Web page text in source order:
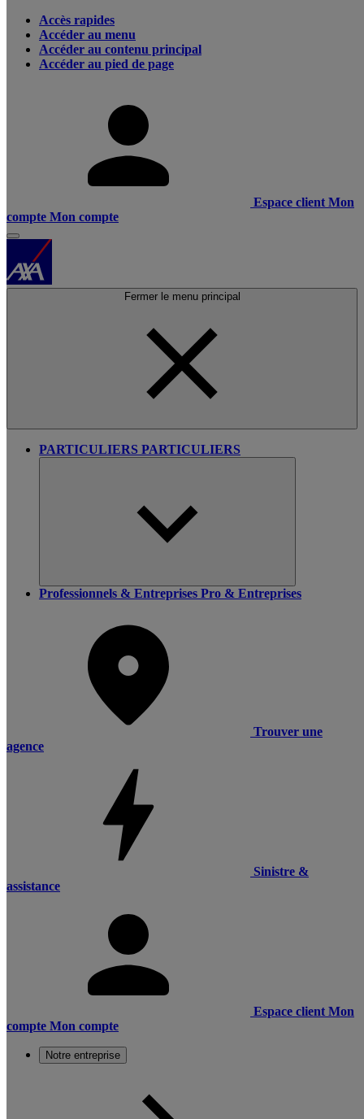
Accès rapides
Accéder au menu
Accéder au contenu principal
Accéder au pied de page
Espace client Mon
compte Mon compte
Fermer le menu principal
PARTICULIERS PARTICULIERS
Professionnels & Entreprises Pro & Entreprises
Trouver une
agence
Sinistre &
assistance
Espace client Mon
compte Mon compte
Notre entreprise